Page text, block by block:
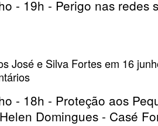
- 19h - Perigo nas redes
José e Silva Fortesem 16
- 18h - Proteção aos
Domingues - Casé